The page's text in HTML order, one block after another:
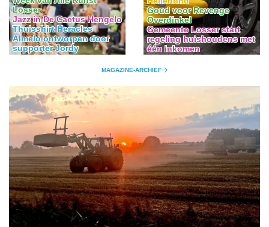
Losser
Jazz in De Cactus Hengelo
Thuisshirt Heracles
Almelo ontworpen door
supporter Jordy
Goud voor Revenge
Overdinkel
Gemeente Losser start
regeling huishoudens met
één inkomen
MAGAZINE-ARCHIEF